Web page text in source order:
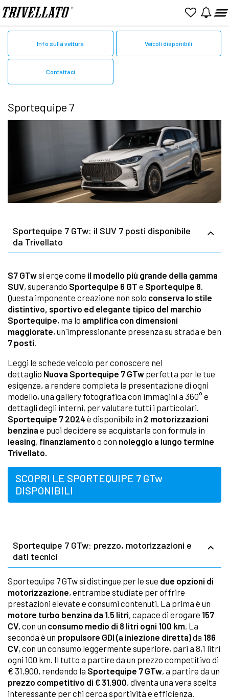
Home Sportequipe
Info sulla vettura Veicoli disponibili
Contattaci
Sportequipe 7
Sportequipe 7 GTw: il SUV 7 posti disponibile
da Trivellato
S7 GTwsi erge come il modello più grande della gamma
SUV, superando Sportequipe 6 GT e Sportequipe 8
Questa imponente creazione non solo conserva lo stile
distintivo, sportivo ed elegante tipico del marchio
Sportequipe, ma lo amplifica con dimensioni
maggiorate, un'impressionante presenza su strada e ben
7 posti
Leggi le schede veicolo per conoscere nel
dettaglio Nuova Sportequipe 7 GTw perfetta per le tue
esigenze, a rendere completa la presentazione di ogni
modello, una gallery fotografica con immagini a 360° e
dettagli degli interni, per valutare tutti i particolari.
Sportequipe 7 2024 è disponibile in 2 motorizzazioni
benzina e puoi decidere se acquistarla con formula in
leasing, finanziamento o con noleggio a lungo termine
Trivellato.
SCOPRI LE SPORTEQUIPE 7 GTw
DISPONIBILI
Sportequipe 7 GTw: prezzo, motorizzazioni e
dati tecnici
Sportequipe 7 GTw si distingue per le sue due opzioni di
motorizzazione, entrambe studiate per offrire
prestazioni elevate e consumi contenuti. La prima è un
motore turbo benzina da 1.5 litri, capace di erogare 157
CV, con un consumo medio di 8 litri ogni 100 km . La
seconda è un propulsore GDI (a iniezione diretta)da 186
CV, con un consumo leggermente superiore, pari a 8,1 litri
ogni 100 km. Il tutto a partire da un prezzo competitivo di
€ 31.900, rendendo la Sportequipe 7 GTw, a partire da un
prezzo competitivo di € 31.900, diventa una vera scelta
interessante per chi cerca sportività e efficienza.